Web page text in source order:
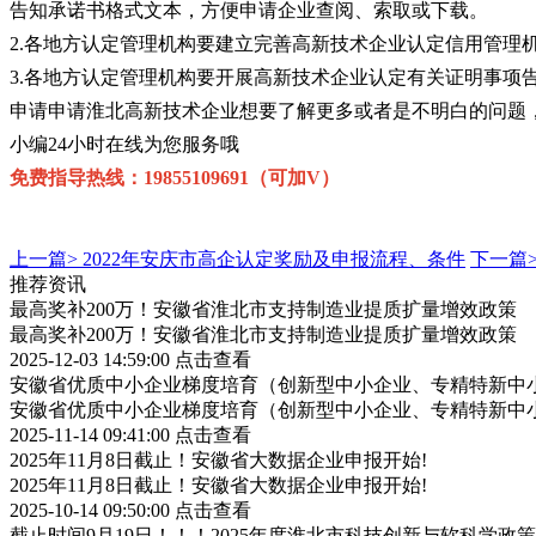
告知承诺书格式文本，方便申请企业查阅、索取或下载。
2.各地方认定管理机构要建立完善高新技术企业认定信用管
3.各地方认定管理机构要开展高新技术企业认定有关证明事
申请申请淮北高新技术企业想要了解更多或者是不明白的问
小编24小时在线为您服务哦
免费指导热线：19855109691（可加V）
上一篇> 2022年安庆市高企认定奖励及申报流程、条件 下一篇
推荐资讯
最高奖补200万！安徽省淮北市支持制造业提质扩量增效政策
最高奖补200万！安徽省淮北市支持制造业提质扩量增效政策
2025-12-03 14:59:00 点击查看
安徽省优质中小企业梯度培育（创新型中小企业、专精特新中
安徽省优质中小企业梯度培育（创新型中小企业、专精特新中
2025-11-14 09:41:00 点击查看
2025年11月8日截止！安徽省大数据企业申报开始!
2025年11月8日截止！安徽省大数据企业申报开始!
2025-10-14 09:50:00 点击查看